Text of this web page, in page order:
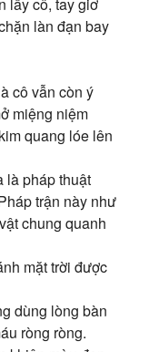
làn đạn bay
cô vẫn còn ý
miệng niệm
quang lóe lên
là pháp thuật
trận này như
chung quanh
mặt trời được
dùng lòng bàn
ròng ròng.